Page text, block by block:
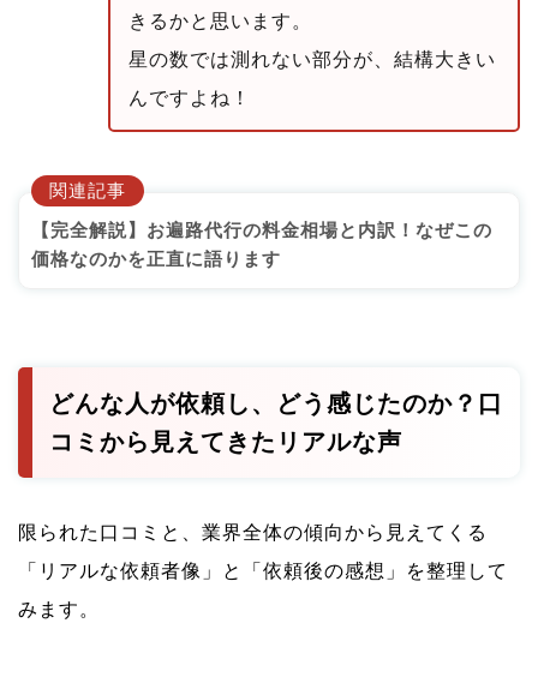
きるかと思います。
星の数では測れない部分が、結構大きい
んですよね！
関連記事
【完全解説】お遍路代行の料金相場と内訳！なぜこの
価格なのかを正直に語ります
どんな人が依頼し、どう感じたのか？口
コミから見えてきたリアルな声
限られた口コミと、業界全体の傾向から見えてくる
「リアルな依頼者像」と「依頼後の感想」を整理して
みます。